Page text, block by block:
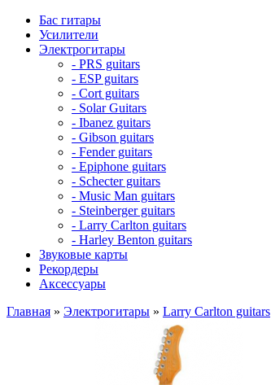
Бас гитары
Усилители
Электрогитары
- PRS guitars
- ESP guitars
- Cort guitars
- Solar Guitars
- Ibanez guitars
- Gibson guitars
- Fender guitars
- Epiphone guitars
- Schecter guitars
- Music Man guitars
- Steinberger guitars
- Larry Carlton guitars
- Harley Benton guitars
Звуковые карты
Рекордеры
Аксессуары
Главная » Электрогитары » Larry Carlton guitars